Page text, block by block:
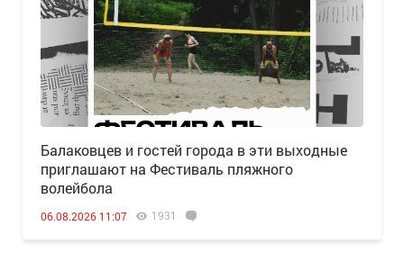
Балаковцев и гостей города в эти выходные
приглашают на Фестиваль пляжного
волейбола
06.08.2026 11:07 1931